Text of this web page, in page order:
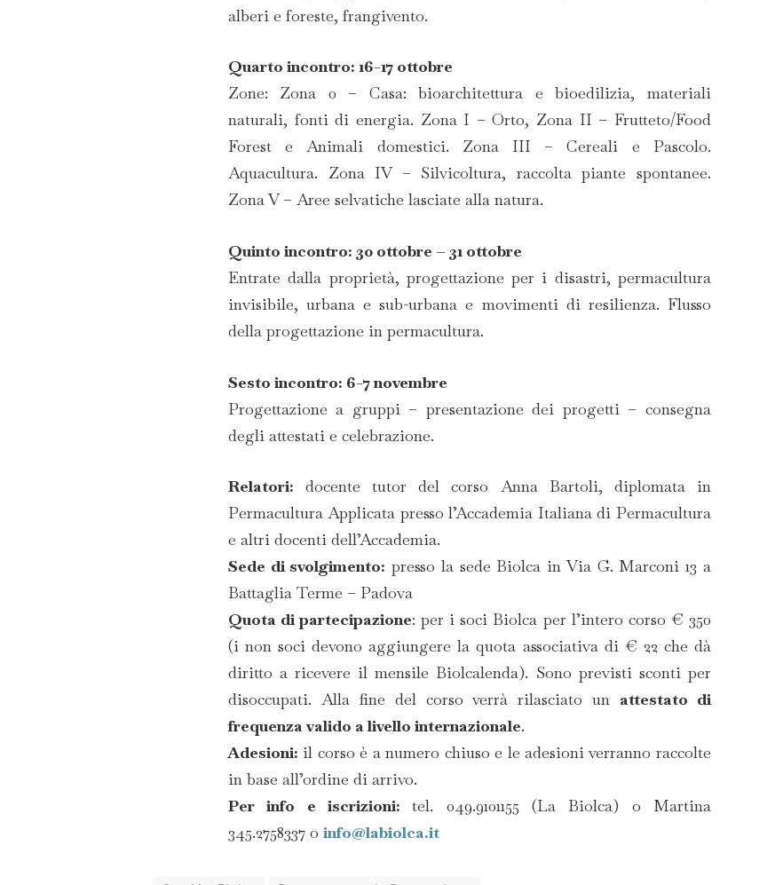
alberi e foreste, frangivento.
Quarto incontro: 16-17 ottobre
Zone: Zona 0 – Casa: bioarchitettura e bioedilizia, materiali
naturali, fonti di energia. Zona I – Orto, Zona II – Frutteto/Food
Forest e Animali domestici. Zona III – Cereali e Pascolo.
Aquacultura. Zona IV – Silvicoltura, raccolta piante spontanee.
Zona V – Aree selvatiche lasciate alla natura.
Quinto incontro: 30 ottobre – 31 ottobre
Entrate dalla proprietà, progettazione per i disastri, permacultura
invisibile, urbana e sub-urbana e movimenti di resilienza. Flusso
della progettazione in permacultura.
Sesto incontro: 6-7 novembre
Progettazione a gruppi – presentazione dei progetti – consegna
degli attestati e celebrazione.
Relatori: docente tutor del corso Anna Bartoli, diplomata in
Permacultura Applicata presso l’Accademia Italiana di Permacultura
e altri docenti dell’Accademia.
Sede di svolgimento: presso la sede Biolca in Via G. Marconi 13 a
Battaglia Terme – Padova
Quota di partecipazione: per i soci Biolca per l’intero corso € 350
(i non soci devono aggiungere la quota associativa di € 22 che dà
diritto a ricevere il mensile Biolcalenda). Sono previsti sconti per
disoccupati. Alla fine del corso verrà rilasciato un attestato di
frequenza valido a livello internazionale.
Adesioni: il corso è a numero chiuso e le adesioni verranno raccolte
in base all’ordine di arrivo.
Per info e iscrizioni:tel. 049.9101155 (La Biolca) o Martina
345.2758337 o info@labiolca.it